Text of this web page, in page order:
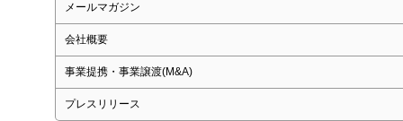
メールマガジン
会社概要
事業提携・事業譲渡(M&A)
プレスリリース